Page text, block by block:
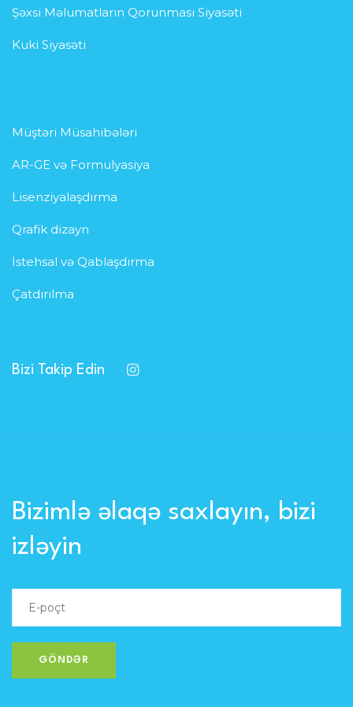
Şəxsi Məlumatların Qorunması Siyasəti
Kuki Siyasəti
Müştəri Müsahibələri
AR-GE və Formulyasiya
Lisenziyalaşdırma
Qrafik dizayn
İstehsal və Qablaşdırma
Çatdırılma
Bizi Takip Edin
Bizimlə əlaqə saxlayın, bizi
izləyin